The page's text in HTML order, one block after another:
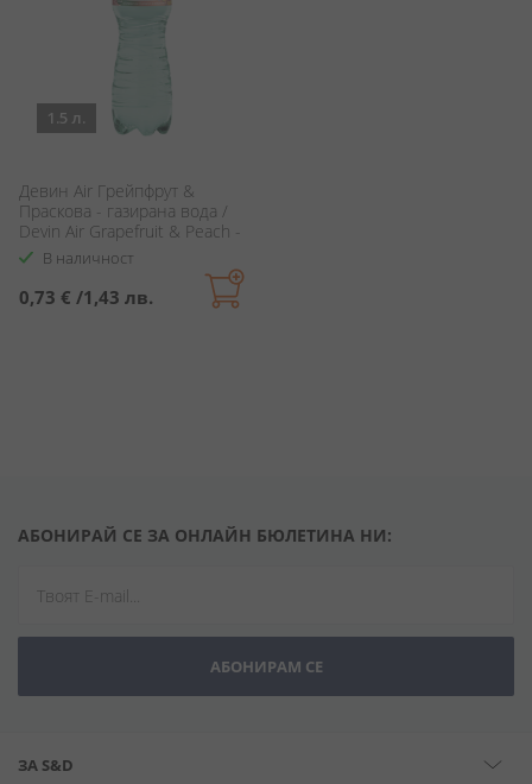
1.5 л.
Девин Air Грейпфрут &
Праскова - газирана вода /
Devin Air Grapefruit & Peach -
sparkling water
В наличност
0,73 € /1,43 лв.
АБОНИРАЙ СЕ ЗА ОНЛАЙН БЮЛЕТИНА НИ:
АБОНИРАМ СЕ
ЗА S&D